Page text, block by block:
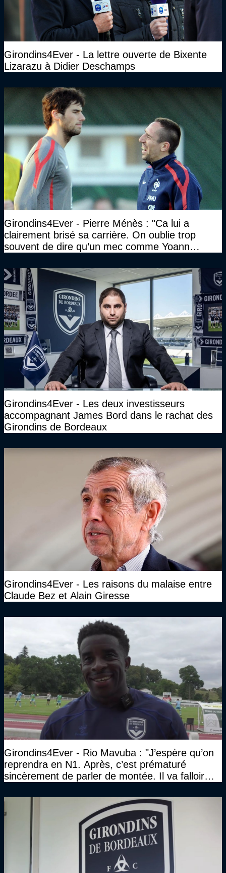
Girondins4Ever - La lettre ouverte de Bixente
Lizarazu à Didier Deschamps
Girondins4Ever - Pierre Ménès : "Ca lui a
clairement brisé sa carrière. On oublie trop
souvent de dire qu’un mec comme Yoann
Girondins4Ever - Les deux investisseurs
accompagnant James Bord dans le rachat des
Girondins de Bordeaux
Girondins4Ever - Les raisons du malaise entre
Claude Bez et Alain Giresse
Girondins4Ever - Rio Mavuba : "J’espère qu’on
reprendra en N1. Après, c’est prématuré
sincèrement de parler de montée. Il va falloir